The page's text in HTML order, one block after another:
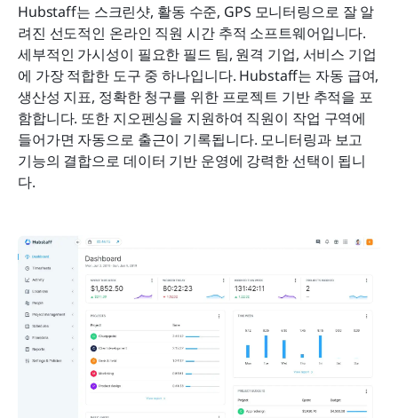
Hubstaff는 스크린샷, 활동 수준, GPS 모니터링으로 잘 알
려진 선도적인 온라인 직원 시간 추적 소프트웨어입니다.
세부적인 가시성이 필요한 필드 팀, 원격 기업, 서비스 기업
에 가장 적합한 도구 중 하나입니다. Hubstaff는 자동 급여,
생산성 지표, 정확한 청구를 위한 프로젝트 기반 추적을 포
함합니다. 또한 지오펜싱을 지원하여 직원이 작업 구역에
들어가면 자동으로 출근이 기록됩니다. 모니터링과 보고
기능의 결합으로 데이터 기반 운영에 강력한 선택이 됩니
다.